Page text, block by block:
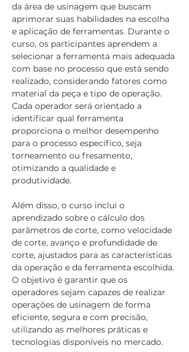
da área de usinagem que buscam
aprimorar suas habilidades na escolha
e aplicação de ferramentas. Durante o
curso, os participantes aprendem a
selecionar a ferramenta mais adequada
com base no processo que está sendo
realizado, considerando fatores como
material da peça e tipo de operação.
Cada operador será orientado a
identificar qual ferramenta
proporciona o melhor desempenho
para o processo específico, seja
torneamento ou fresamento,
otimizando a qualidade e
produtividade.
Além disso, o curso inclui o
aprendizado sobre o cálculo dos
parâmetros de corte, como velocidade
de corte, avanço e profundidade de
corte, ajustados para as características
da operação e da ferramenta escolhida.
O objetivo é garantir que os
operadores sejam capazes de realizar
operações de usinagem de forma
eficiente, segura e com precisão,
utilizando as melhores práticas e
tecnologias disponíveis no mercado.